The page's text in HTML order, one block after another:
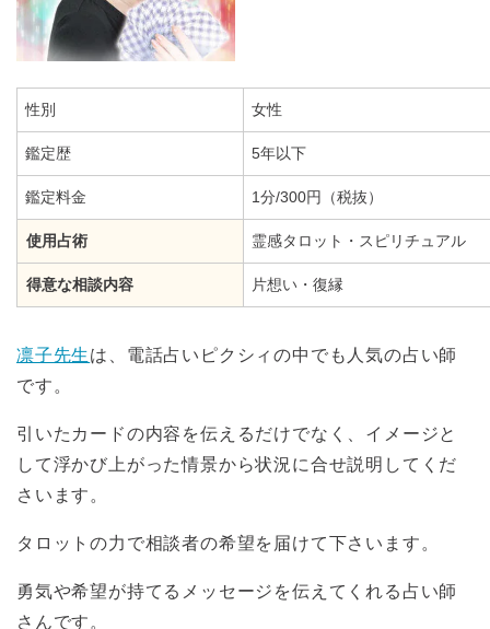
性別 女性
鑑定歴 5年以下
鑑定料金 1分/300円（税抜）
使用占術 霊感タロット・スピリチュアル
得意な相談内容 片想い・復縁
凛子先生は、電話占いピクシィの中でも人気の占い師
です。
引いたカードの内容を伝えるだけでなく、イメージと
して浮かび上がった情景から状況に合せ説明してくだ
さいます。
タロットの力で相談者の希望を届けて下さいます。
勇気や希望が持てるメッセージを伝えてくれる占い師
さんです。